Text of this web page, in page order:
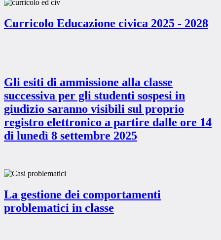
Curricolo Educazione civica 2025 - 2028
Gli esiti di ammissione alla classe
successiva per gli studenti sospesi in
giudizio saranno visibili sul proprio
registro elettronico a partire dalle ore 14
di lunedì 8 settembre 2025
La gestione dei comportamenti
problematici in classe